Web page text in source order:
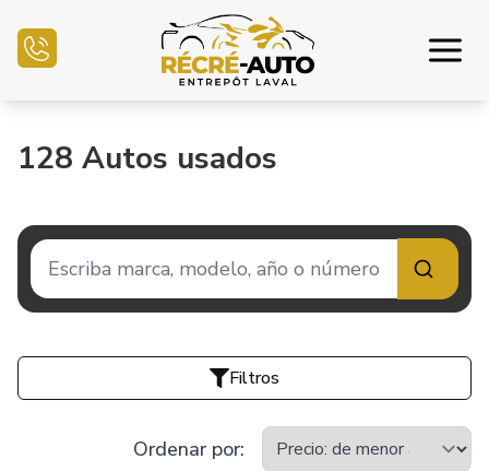
Inicio
Financiamiento
Centro mecánico
Contáctenos
128 Autos usados
Filtros
Ordenar por: